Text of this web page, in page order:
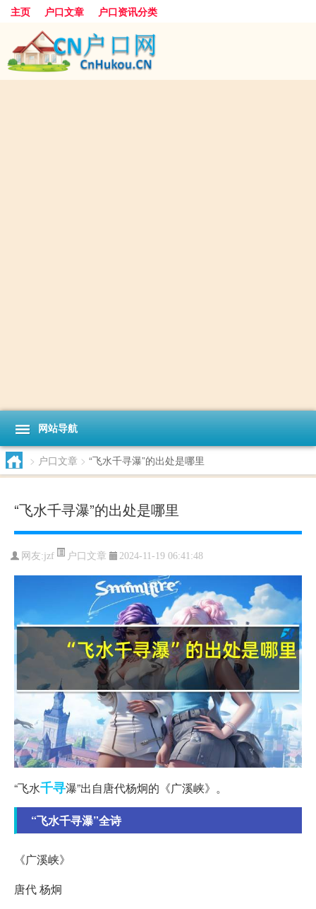
主页 户口文章 户口资讯分类
网站导航
> 户口文章 > “飞水千寻瀑”的出处是哪里
“飞水千寻瀑”的出处是哪里
网友:jzf 户口文章 2024-11-19 06:41:48
“飞水千寻瀑”出自唐代杨炯的《广溪峡》。
“飞水千寻瀑”全诗
《广溪峡》
唐代 杨炯